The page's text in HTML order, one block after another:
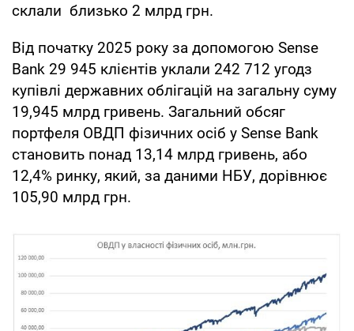
склали близько 2 млрд грн.
Від початку 2025 року за допомогою Sense
Bank 29 945 клієнтів уклали 242 712 угодз
купівлі державних облігацій на загальну суму
19,945 млрд гривень. Загальний обсяг
портфеля ОВДП фізичних осіб у Sense Bank
становить понад 13,14 млрд гривень, або
12,4% ринку, який, за даними НБУ, дорівнює
105,90 млрд грн.